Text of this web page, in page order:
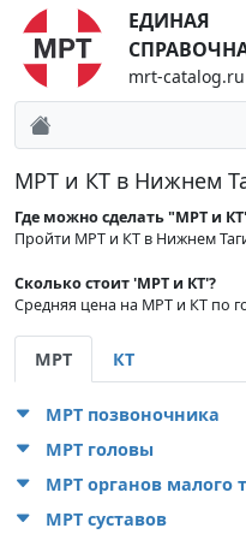
ЕДИНАЯ
mrt-catalog.ru
МРТ и КТ в Нижнем
Где можно сделать "МРТ и
Пройти МРТ и КТ в Нижнем
Сколько стоит 'МРТ и КТ'?
Средняя цена на МРТ и КТ по
МРТ КТ
МРТ позвоночника
МРТ головы
МРТ органов малого
МРТ суставов